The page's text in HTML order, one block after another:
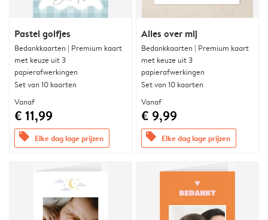
Pastel golfjes
Bedankkaarten | Premium kaart
met keuze uit 3
papierafwerkingen
Set van 10 kaarten
Vanaf
€ 11,99
offers Elke dag lage prijzen
Alles over mij
Bedankkaarten | Premium kaart
met keuze uit 3
papierafwerkingen
Set van 10 kaarten
Vanaf
€ 9,99
offers Elke dag lage prijzen